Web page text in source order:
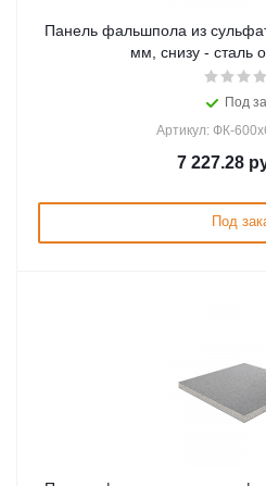
Панель фальшпола из
мм, снизу - сталь
Под
Артикул: ФК-
7 227.28
Под